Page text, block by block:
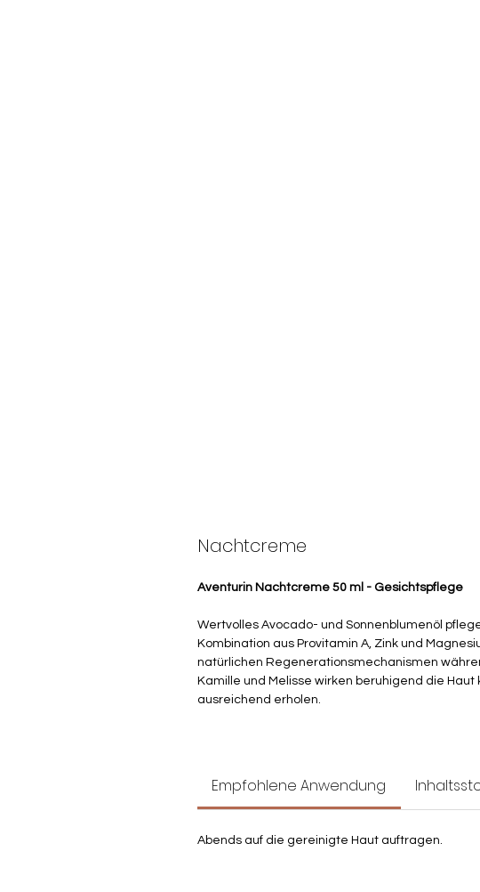
Nachtcreme
Aventurin Nachtcreme 50 ml - Gesichtspflege
Wertvolles Avocado- und Sonnenblumenöl
Kombination aus Provitamin A, Zink und
natürlichen Regenerationsmechanismen
Kamille und Melisse wirken beruhigend die Haut
ausreichend erholen.
Empfohlene Anwendung
Abends auf die gereinigte Haut auftragen.